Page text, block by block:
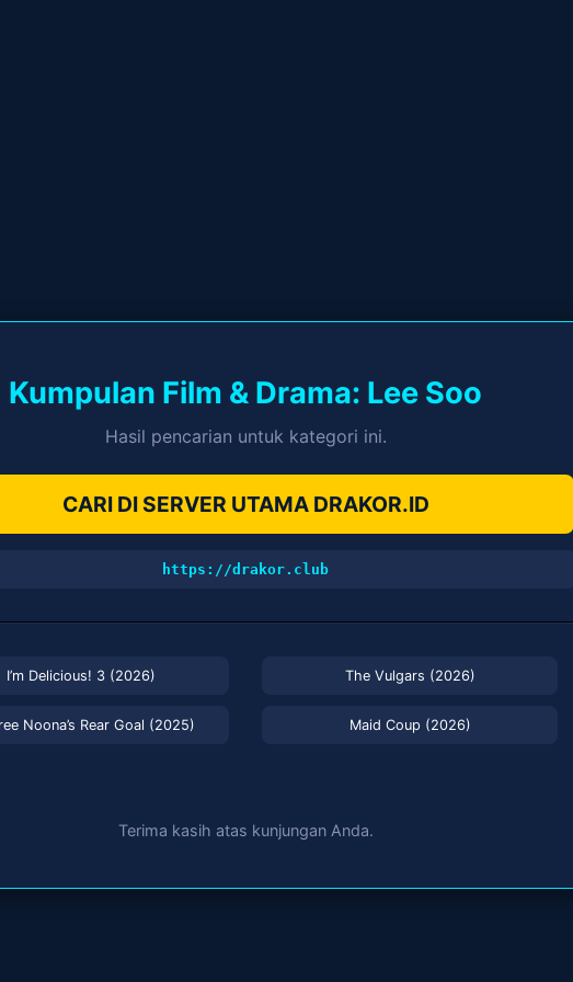
Kumpulan Film & Drama: Lee Soo
Hasil pencarian untuk kategori ini.
CARI DI SERVER UTAMA DRAKOR.ID
https://drakor.club
I’m Delicious! 3 (2026) The Vulgars (2026)
Noona’s Rear Goal (2025) Maid Coup (2026)
Terima kasih atas kunjungan Anda.